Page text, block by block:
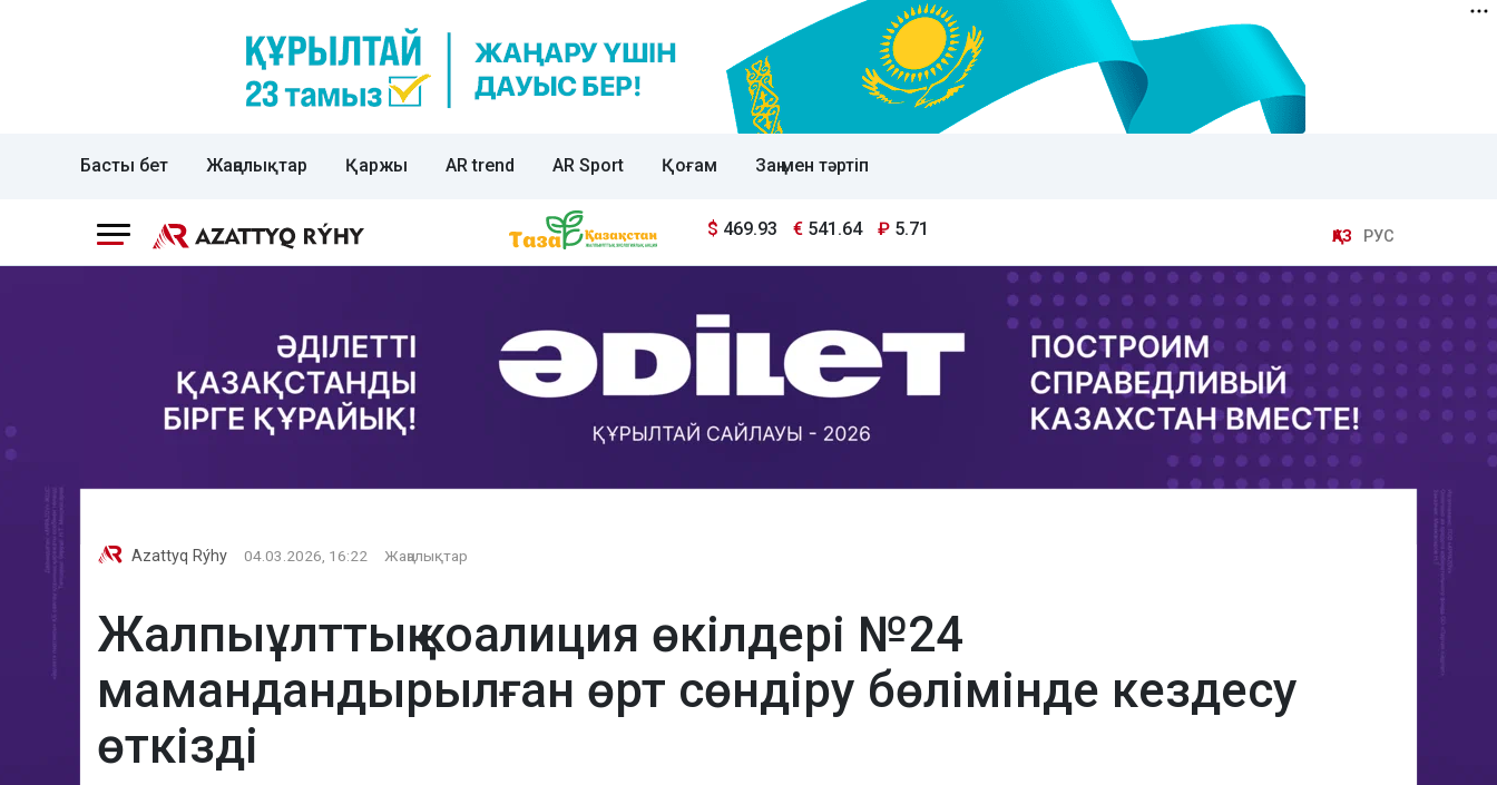
Басты бет Жаңалықтар Қаржы AR trend AR Sport Қоғам Заң мен тәртіп
$ 469.93 € 541.64 ₽ 5.71 ҚАЗ РУС
Azattyq Rýhy 04.03.2026, 16:22 Жаңалықтар
Жалпыұлттық коалиция өкілдері №24
мамандандырылған өрт сөндіру бөлімінде кездесу
өткізді